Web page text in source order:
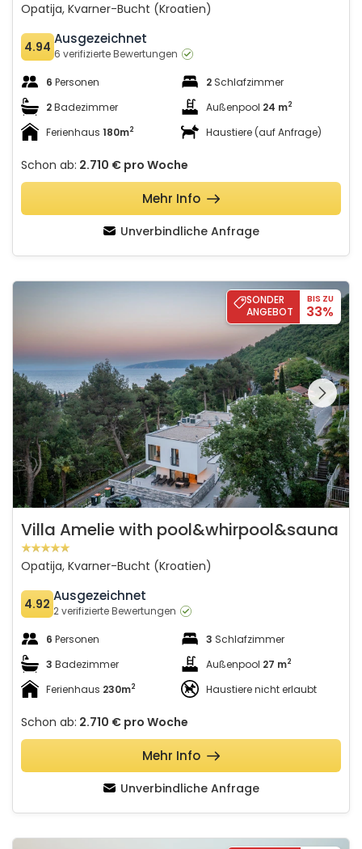
Opatija, Kvarner-Bucht (Kroatien)
4.94 Ausgezeichnet
6 verifizierte Bewertungen
6 Personen 2 Schlafzimmer
2Badezimmer Außenpool 24 m2
Ferienhaus 180m2 Haustiere (auf Anfrage)
Schon ab: 2.710 € pro Woche
Unverbindliche Anfrage
Mehr Info
Villa Amelie with pool&whirpool&sauna
SONDER
ANGEBOT
BIS ZU
33%
Schauen Sie sich die
gesamte Galerie
Villa Amelie with pool&whirpool&sauna
Opatija, Kvarner-Bucht (Kroatien)
4.92 Ausgezeichnet
2 verifizierte Bewertungen
6 Personen 3 Schlafzimmer
3 Badezimmer Außenpool 27 m2
Ferienhaus 230m2 Haustiere nicht erlaubt
Schon ab: 2.710 € pro Woche
Unverbindliche Anfrage
Mehr Info